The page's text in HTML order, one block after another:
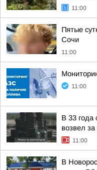
11:00
Пятые
Сочи
11:00
11:00
В 33 года
возвел
11:00
В